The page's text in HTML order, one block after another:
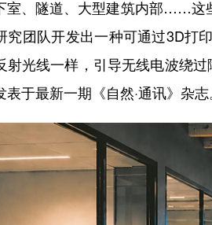
隧道、大型建筑内部……这些
究团队开发出一种可通过3D打
射光线一样，引导无线电波绕
表于最新一期《自然·通讯》杂志